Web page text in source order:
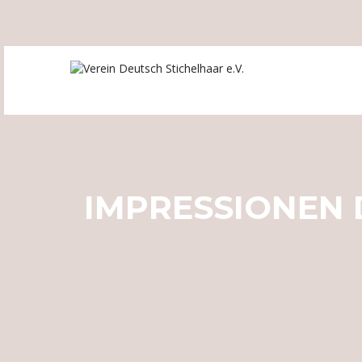
IMPRESSIONEN